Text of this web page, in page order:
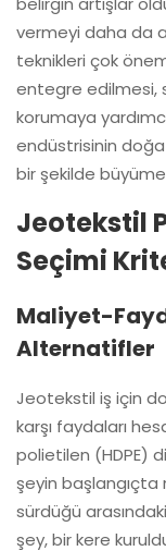
vermeyi daha da
teknikleri çok
entegre edilmesi,
korumaya
endüstrisinin
bir şekilde
Jeotekstil
Seçimi
Maliyet-
Alternatifler
Jeotekstil iş için
karşı faydaları
polietilen (HDPE)
şeyin
sürdüğü
şey, bir kere